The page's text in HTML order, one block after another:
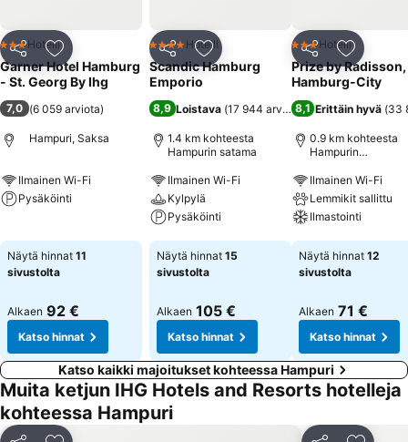
Jaa Lisää suosikkeihin
3 Tähtiluokitus
Hotelli
Garner Hotel Hamburg
- St. Georg By Ihg
7,0 (6 059 arviota)
Hampuri, Saksa
Ilmainen Wi-Fi
Pysäköinti
Näytä hinnat 11
sivustolta
Alkaen 92 €
Katso hinnat
Jaa Lisää suosikkeihin
4 Tähtiluokitus
Hotelli
Scandic Hamburg
Emporio
8,9 Loistava (17 944 arviota)
1.4 km kohteesta
Hampurin satama
Ilmainen Wi-Fi
Kylpylä
Pysäköinti
Katso hinnat
Näytä hinnat 15
sivustolta
Alkaen 105 €
Katso hinnat
Jaa Lisää
3 Tähtiluokitus
Hotelli
Prize by Radisson,
Hamburg-City
8,1 Erittäin hyvä (33
0.9 km kohteesta
Hampurin
Ilmainen Wi-Fi
Lemmikit sallittu
Ilmastointi
Katso hinnat
Näytä hinnat 12
sivustolta
Alkaen 71 €
Katso hinnat
Katso kaikki majoitukset kohteessa Hampuri
Muita ketjun IHG Hotels and Resorts hotelleja
kohteessa Hampuri